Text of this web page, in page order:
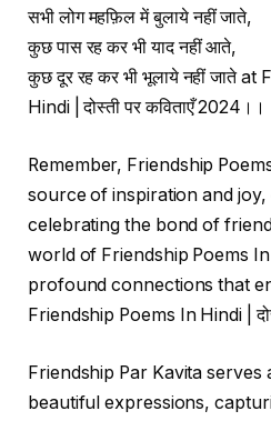
सभी लोग महफ़िल में बुलाये नहीं जाते,
कुछ पास रह कर भी याद नहीं आते,
कुछ दूर रह कर भी भूलाये नहीं जाते
Hindi | दोस्ती पर कविताएँ 2024।।
Remember, Friendship
source of inspiration and
celebrating the bond of
world of Friendship Poems
profound connections that
Friendship Poems In Hindi |
Friendship Par Kavita
beautiful expressions,